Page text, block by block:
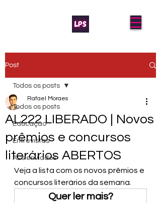
Post
Todos os posts
Educação
Entrevistas
AL's enviados
Todos os posts
AL222 LIBERADO | Novos
prêmios e concursos
literários ABERTOS
Rafael Moraes
Veja a lista com os novos prêmios e
concursos literários da semana.
Quer ler mais?